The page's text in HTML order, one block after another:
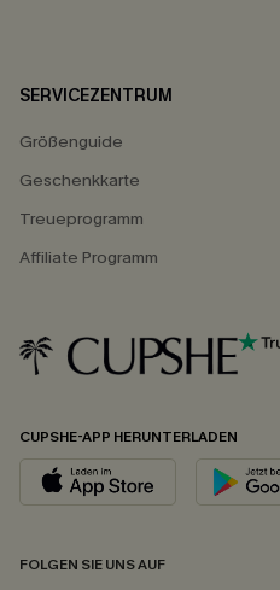
SERVICEZENTRUM
Größenguide
Geschenkkarte
Treueprogramm
Affiliate Programm
CUPSHE-APP HERUNTERLADEN
FOLGEN SIE UNS AUF